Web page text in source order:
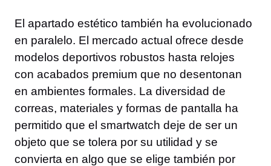
El apartado estético también ha evolucionado
en paralelo. El mercado actual ofrece desde
modelos deportivos robustos hasta relojes
con acabados premium que no desentonan
en ambientes formales. La diversidad de
correas, materiales y formas de pantalla ha
permitido que el smartwatch deje de ser un
objeto que se tolera por su utilidad y se
convierta en algo que se elige también por